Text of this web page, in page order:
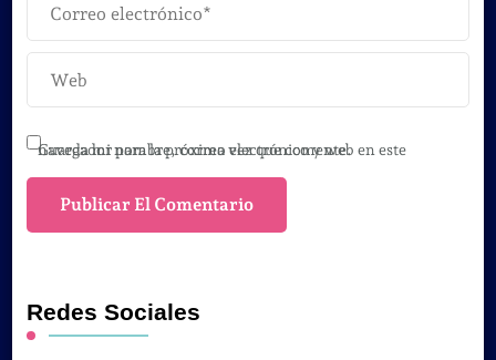
Guarda mi nombre, correo electrónico y web en este navegador para la próxima vez que comente.
Redes Sociales